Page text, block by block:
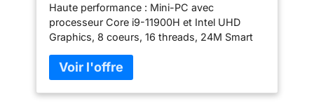
NVME SSD, 4K@60Hz HDMI, Port
VGA, WiFi6E, BT5.3, Gigabit
Ethernet pour
Business/Bureau/HTPC, VESA
Haute performance : Mini-PC avec
processeur Core i9-11900H et Intel UHD
Graphics, 8 coeurs, 16 threads, 24M Smart
45W TDP, qui porte les vitesses de
traitement et l'efficacité énergétique à de
nouveaux sommets. Préinstallé avec